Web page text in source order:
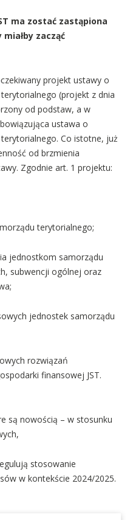
ma zostać zastąpiona
zacząć
projekt ustawy o
(projekt z dnia
od podstaw, a w
ustawa o
Co istotne, już
od brzmienia
Zgodnie art. 1 projektu:
terytorialnego;
jednostkom samorządu
subwencji ogólnej oraz
jednostek samorządu
rozwiązań
finansowej JST.
są nowością – w stosunku
stosowanie
w kontekście 2024/2025.